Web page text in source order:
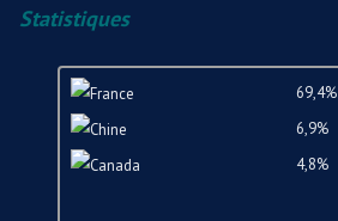
Statistiques
69,4%
6,9%
4,8%